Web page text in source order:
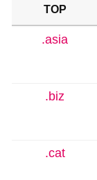
TOP
.asia
.biz
.cat